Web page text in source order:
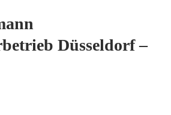
Düsseldorf –